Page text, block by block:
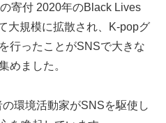
寄付 2020年のBlack Lives
大規模に拡散され、K-popグ
行ったことがSNSで大きな
めました。
環境活動家がSNSを駆使し